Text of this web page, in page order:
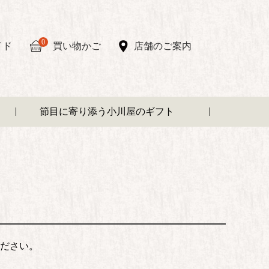
0 買い物かご 店舗のご案内
節目に寄り添う小川屋のギフト
さい。